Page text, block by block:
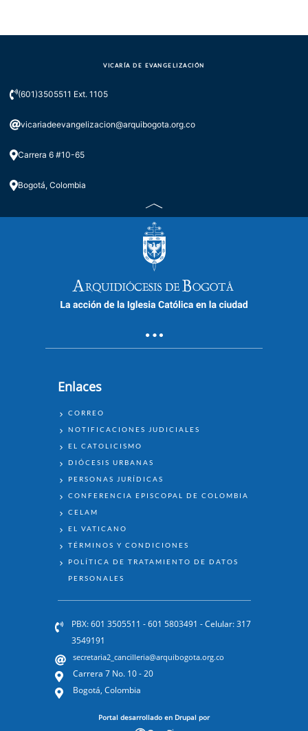
VICARÍA DE EVANGELIZACIÓN
(601)3505511 Ext. 1105
vicariadeevangelizacion@arquibogota.org.co
Carrera 6 #10-65
Bogotá, Colombia
Enlaces
ENLACES
CORREO
NOTIFICACIONES JUDICIALES
EL CATOLICISMO
DIÓCESIS URBANAS
PERSONAS JURÍDICAS
CONFERENCIA EPISCOPAL DE COLOMBIA
CELAM
EL VATICANO
TÉRMINOS Y CONDICIONES
POLÍTICA DE TRATAMIENTO DE DATOS
PERSONALES
PBX: 601 3505511 - 601 5803491 - Celular: 317
3549191
secretaria2_cancilleria@arquibogota.org.co
Carrera 7 No. 10 - 20
Bogotá, Colombia
Portal desarrollado en Drupal por